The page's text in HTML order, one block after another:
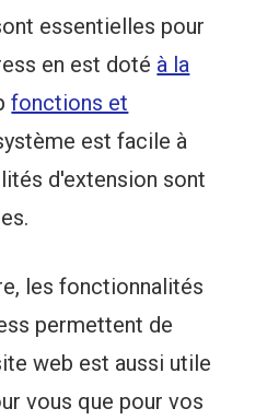
essentielles pour
en est doté à la
fonctions et
est facile à
d'extension sont
les fonctionnalités
permettent de
web est aussi utile
vous que pour vos